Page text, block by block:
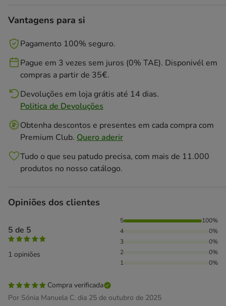
Vantagens para si
Pagamento 100% seguro.
Pague em 3 vezes sem juros (0% TAE). Disponivél em
compras a partir de 35€.
Devoluções em loja grátis até 14 dias.
Politica de Devoluções
Obtenha descontos e presentes em cada compra com
Premium Club. Quero aderir
Tudo o que seu patudo precisa, com mais de 11.000
produtos no nosso catálogo.
Opiniões dos clientes
5 de 5
1 opiniões
100% das pessoas avaliaram com 5 estrelas,
5
100%
4
0%
3
0%
2
0%
1
0%
Compra verificada
Por Sónia Manuela C. dia 25 de outubro de 2025